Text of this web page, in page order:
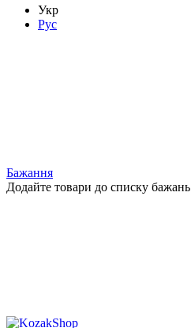
Укр
Рус
Бажання
Додайте товари до списку бажань